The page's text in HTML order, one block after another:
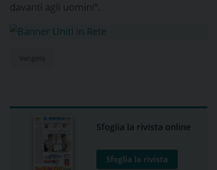
davanti agli uomini”.
Vangelo
Sfoglia la rivista online
Sfoglia la rivista